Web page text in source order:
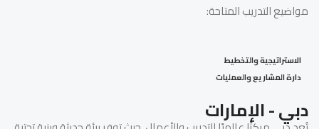
مواضيع التدريب المتاحة:
الاستراتيجية والتخطيط
دارة المشاريع والعمليات
دبي - الإمارات